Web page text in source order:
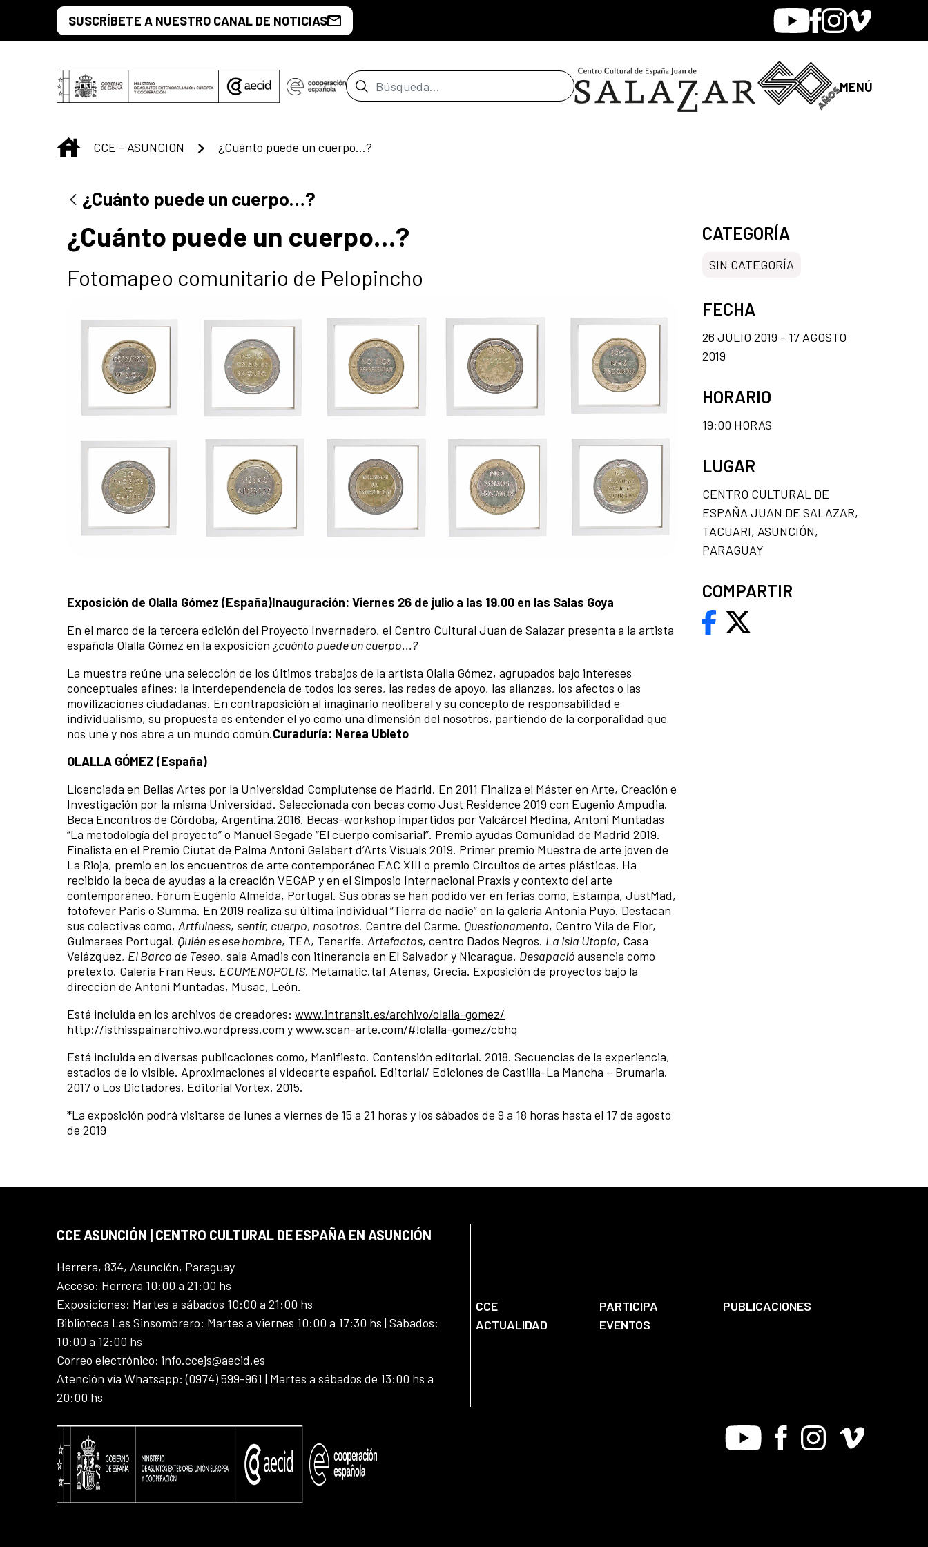
Saltar al contenido principal
SUSCRÍBETE A NUESTRO CANAL DE NOTICIAS YoutubeFacebook
Instagram
Vimeo
Barra de búsqueda MENÚ
INICIO
CCE - ASUNCION ¿Cuánto puede un cuerpo…?
¿Cuánto puede un cuerpo…?
¿Cuánto puede un cuerpo…?
Fotomapeo comunitario de Pelopincho
Exposición de Olalla Gómez (España)Inauguración: Viernes 26 de julio a las 19.00 en las Salas Goya
En el marco de la tercera edición del Proyecto Invernadero, el Centro Cultural Juan de Salazar presenta a la artista
española Olalla Gómez en la exposición ¿cuánto puede un cuerpo...?
La muestra reúne una selección de los últimos trabajos de la artista Olalla Gómez, agrupados bajo intereses
conceptuales afines: la interdependencia de todos los seres, las redes de apoyo, las alianzas, los afectos o las
movilizaciones ciudadanas. En contraposición al imaginario neoliberal y su concepto de responsabilidad e
individualismo, su propuesta es entender el yo como una dimensión del nosotros, partiendo de la corporalidad que
nos une y nos abre a un mundo común.Curaduría: Nerea Ubieto
OLALLA GÓMEZ (España)
Licenciada en Bellas Artes por la Universidad Complutense de Madrid. En 2011 Finaliza el Máster en Arte, Creación e
Investigación por la misma Universidad. Seleccionada con becas como Just Residence 2019 con Eugenio Ampudia.
Beca Encontros de Córdoba, Argentina.2016. Becas-workshop impartidos por Valcárcel Medina, Antoni Muntadas
“La metodología del proyecto” o Manuel Segade “El cuerpo comisarial”. Premio ayudas Comunidad de Madrid 2019.
Finalista en el Premio Ciutat de Palma Antoni Gelabert d’Arts Visuals 2019. Primer premio Muestra de arte joven de
La Rioja, premio en los encuentros de arte contemporáneo EAC XIII o premio Circuitos de artes plásticas. Ha
recibido la beca de ayudas a la creación VEGAP y en el Simposio Internacional Praxis y contexto del arte
contemporáneo. Fórum Eugénio Almeida, Portugal. Sus obras se han podido ver en ferias como, Estampa, JustMad,
fotofever Paris o Summa. En 2019 realiza su última individual “Tierra de nadie” en la galería Antonia Puyo. Destacan
sus colectivas como, Artfulness, sentir, cuerpo, nosotros. Centre del Carme. Questionamento, Centro Vila de Flor,
Guimaraes Portugal. Quién es ese hombre, TEA, Tenerife. Artefactos, centro Dados Negros. La isla Utopía, Casa
Velázquez, El Barco de Teseo, sala Amadis con itinerancia en El Salvador y Nicaragua. Desapacióausencia como
pretexto. Galeria Fran Reus. ECUMENOPOLIS. Metamatic.taf Atenas, Grecia. Exposición de proyectos bajo la
dirección de Antoni Muntadas, Musac, León.
Está incluida en los archivos de creadores: www.intransit.es/archivo/olalla-gomez/
http://isthisspainarchivo.wordpress.com y www.scan-arte.com/#!olalla-gomez/cbhq
Está incluida en diversas publicaciones como, Manifiesto. Contensión editorial. 2018. Secuencias de la experiencia,
estadios de lo visible. Aproximaciones al videoarte español. Editorial/ Ediciones de Castilla-La Mancha – Brumaria.
2017 o Los Dictadores. Editorial Vortex. 2015.
*La exposición podrá visitarse de lunes a viernes de 15 a 21 horas y los sábados de 9 a 18 horas hasta el 17 de agosto
de 2019
CATEGORÍA
SIN CATEGORÍA
FECHA
26 JULIO 2019 - 17 AGOSTO
2019
HORARIO
19:00 HORAS
LUGAR
CENTRO CULTURAL DE
ESPAÑA JUAN DE SALAZAR,
TACUARI, ASUNCIÓN,
PARAGUAY
COMPARTIR
CCE ASUNCIÓN | CENTRO CULTURAL DE ESPAÑA EN ASUNCIÓN
Herrera, 834, Asunción, Paraguay
Acceso: Herrera 10:00 a 21:00 hs
Exposiciones: Martes a sábados 10:00 a 21:00 hs
Biblioteca Las Sinsombrero: Martes a viernes 10:00 a 17:30 hs | Sábados:
10:00 a 12:00 hs
Correo electrónico: info.ccejs@aecid.es
Atención vía Whatsapp: (0974) 599-961 | Martes a sábados de 13:00 hs a
20:00 hs
CCE PARTICIPA
PUBLICACIONES
ACTUALIDAD
EVENTOS
Youtube FacebookInstagram
Vimeo